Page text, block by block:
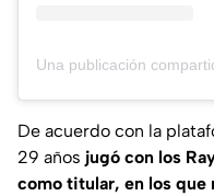
De acuerdo con la
29 años jugó con los
como titular, en los que